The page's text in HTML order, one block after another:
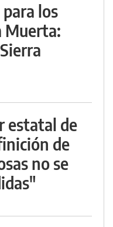
los
Muerta:
estatal de
de
no se